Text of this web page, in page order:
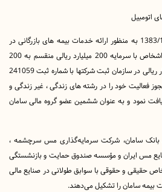
سامان در تاریخ 1383/11/27 به منظور ارائه خدمات بیمه های بازرگانی در
رشته بیمه‌های اموال، مسئولیت و اشخاص با سرمایه 200 میلیارد ریالی منقسم به 200
میلیون سهم با ارزش اسمی یک هزار ریالی در سازمان ثبت شرکتها با شماره ثبت 241059
12/11مجوز فعالیت خود را در رشته های زندگی ، غیر زندگی و
و به عنوان ششمین عضو گروه مالی سامان
شرکت سرمایه‌گذاری مس سرچشمه ،
و مؤسسه صندوق حمایت و بازنشستگی
و حقوقی با سوابق طولانی در صنایع مالی
را تشکیل می‌دهند.